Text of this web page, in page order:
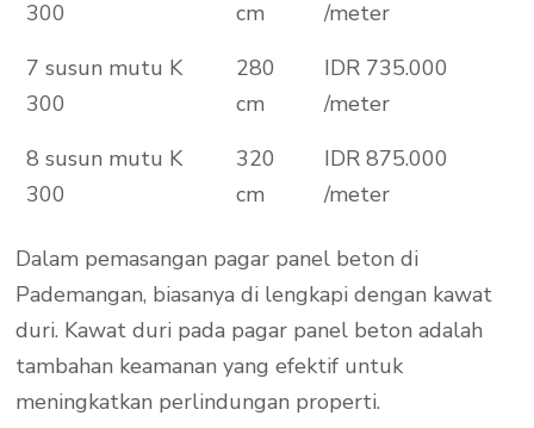
300
cm
/meter
7 susun mutu K
300
280
cm
IDR 735.000
/meter
8 susun mutu K
300
320
cm
IDR 875.000
/meter
Dalam pemasangan pagar panel beton di
Pademangan, biasanya di lengkapi dengan kawat
duri. Kawat duri pada pagar panel beton adalah
tambahan keamanan yang efektif untuk
meningkatkan perlindungan properti.